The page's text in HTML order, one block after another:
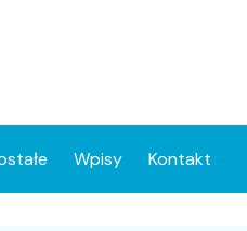
Wpisy Kontakt